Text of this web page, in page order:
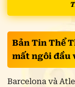
Bản Tin Thể
mất ngôi đầu
Barcelona và